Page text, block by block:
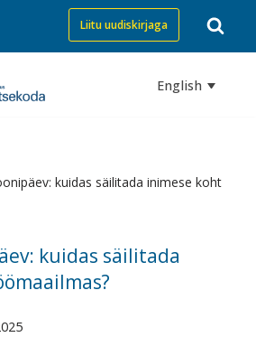
Liitu uudiskirjaga
English
kuidas säilitada inimese koht
kuidas säilitada